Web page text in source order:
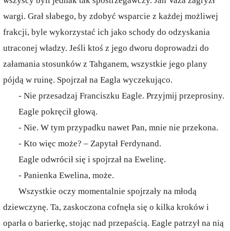
wargi. Grał słabego, by zdobyć wsparcie z każdej możliwej
frakcji, byle wykorzystać ich jako schody do odzyskania
utraconej władzy. Jeśli ktoś z jego dworu doprowadzi do
załamania stosunków z Tahganem, wszystkie jego plany
pójdą w ruinę. Spojrzał na Eagla wyczekująco.
- Nie przesadzaj Franciszku Eagle. Przyjmij przeprosiny.
Eagle pokręcił głową.
- Nie. W tym przypadku nawet Pan, mnie nie przekona.
- Kto więc może? – Zapytał Ferdynand.
Eagle odwrócił się i spojrzał na Ewelinę.
- Panienka Ewelina, może.
Wszystkie oczy momentalnie spojrzały na młodą
dziewczynę. Ta, zaskoczona cofnęła się o kilka kroków i
oparła o barierkę, stojąc nad przepaścią. Eagle patrzył na nią